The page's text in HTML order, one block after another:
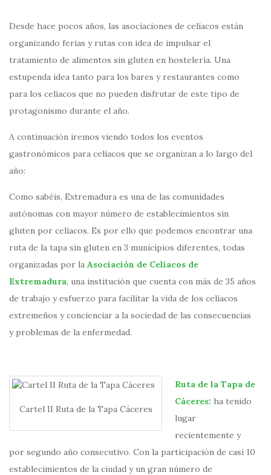
Desde hace pocos años, las asociaciones de celíacos están
organizando ferias y rutas con idea de impulsar el
tratamiento de alimentos sin gluten en hostelería. Una
estupenda idea tanto para los bares y restaurantes como
para los celíacos que no pueden disfrutar de este tipo de
protagonismo durante el año.
A continuación iremos viendo todos los eventos
gastronómicos para celíacos que se organizan a lo largo del
año:
Como sabéis, Extremadura es una de las comunidades
autónomas con mayor número de establecimientos sin
gluten por celíacos. Es por ello que podemos encontrar una
ruta de la tapa sin gluten en 3 municipios diferentes, todas
organizadas por la Asociación de Celíacos de
Extremadura, una institución que cuenta con más de 35 años
de trabajo y esfuerzo para facilitar la vida de los celíacos
extremeños y concienciar a la sociedad de las consecuencias
y problemas de la enfermedad.
Cartel II Ruta de la Tapa Cáceres
Ruta de la Tapa de
Cáceres: ha tenido
lugar
recientemente y
por segundo año consecutivo. Con la participación de casi 10
establecimientos de la ciudad y un gran número de